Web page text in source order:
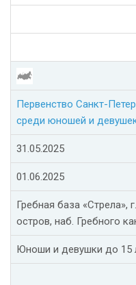
Первенство Санкт-
среди юношей и
31.05.2025
01.06.2025
Гребная база «Стрела»,
остров, наб. Гребного
Юноши и девушки до 15